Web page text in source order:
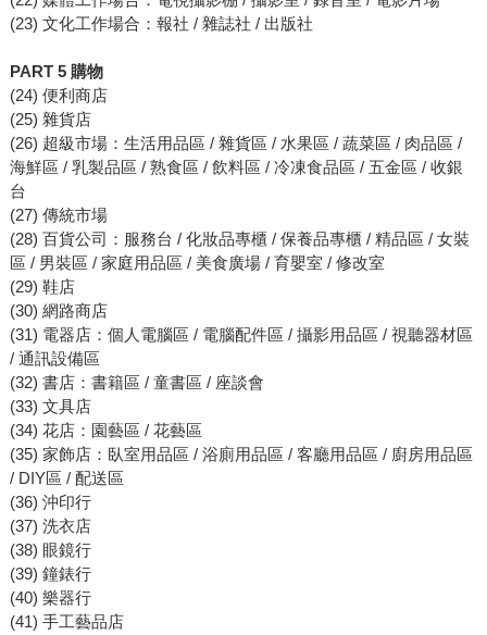
(23) 文化工作場合：報社 / 雜誌社 / 出版社
PART 5 購物
(24) 便利商店
(25) 雜貨店
(26) 超級市場：生活用品區 / 雜貨區 / 水果區 / 蔬菜區 / 肉品區 /
海鮮區 / 乳製品區 / 熟食區 / 飲料區 / 冷凍食品區 / 五金區 / 收銀
台
(27) 傳統市場
(28) 百貨公司：服務台 / 化妝品專櫃 / 保養品專櫃 / 精品區 / 女裝
區 / 男裝區 / 家庭用品區 / 美食廣場 / 育嬰室 / 修改室
(29) 鞋店
(30) 網路商店
(31) 電器店：個人電腦區 / 電腦配件區 / 攝影用品區 / 視聽器材區
/ 通訊設備區
(32) 書店：書籍區 / 童書區 / 座談會
(33) 文具店
(34) 花店：園藝區 / 花藝區
(35) 家飾店：臥室用品區 / 浴廁用品區 / 客廳用品區 / 廚房用品區
/ DIY區 / 配送區
(36) 沖印行
(37) 洗衣店
(38) 眼鏡行
(39) 鐘錶行
(40) 樂器行
(41) 手工藝品店